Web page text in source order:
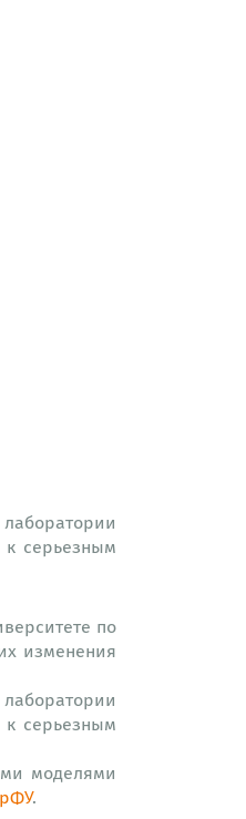
серьезным
по
изменения
серьезным
моделями
.